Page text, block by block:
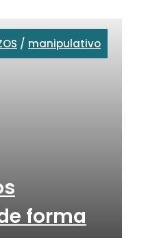
/ manipulativo
forma